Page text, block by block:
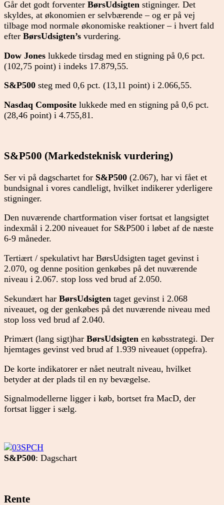
Går det godt forventer BørsUdsigten stigninger. Det
skyldes, at økonomien er selvbærende – og er på vej
tilbage mod normale økonomiske reaktioner – i hvert fald
efter BørsUdsigten’s vurdering.
Dow Jones lukkede tirsdag med en stigning på 0,6 pct.
(102,75 point) i indeks 17.879,55.
S&P500 steg med 0,6 pct. (13,11 point) i 2.066,55.
Nasdaq Composite lukkede med en stigning på 0,6 pct.
(28,46 point) i 4.755,81.
S&P500 (Markedsteknisk vurdering)
Ser vi på dagschartet for S&P500 (2.067), har vi fået et
bundsignal i vores candleligt, hvilket indikerer yderligere
stigninger.
Den nuværende chartformation viser fortsat et langsigtet
indexmål i 2.200 niveauet for S&P500 i løbet af de næste
6-9 måneder.
Tertiært / spekulativt har BørsUdsigten taget gevinst i
2.070, og denne position genkøbes på det nuværende
niveau i 2.067. stop loss ved brud af 2.050.
Sekundært har BørsUdsigten taget gevinst i 2.068
niveauet, og der genkøbes på det nuværende niveau med
stop loss ved brud af 2.040.
Primært (lang sigt)har BørsUdsigten en købsstrategi. Der
hjemtages gevinst ved brud af 1.939 niveauet (oppefra).
De korte indikatorer er nået neutralt niveau, hvilket
betyder at der plads til en ny bevægelse.
Signalmodellerne ligger i køb, bortset fra MacD, der
fortsat ligger i sælg.
S&P500: Dagschart
Rente